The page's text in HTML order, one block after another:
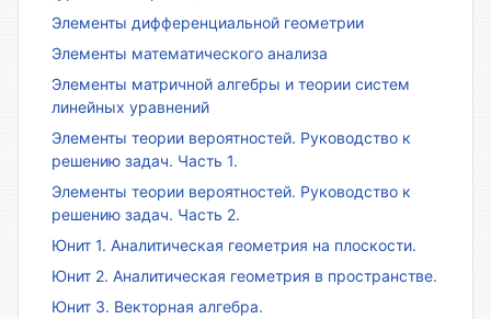
Элементы дифференциальной геометрии
Элементы математического анализа
Элементы матричной алгебры и теории систем
линейных уравнений
Элементы теории вероятностей. Руководство к
решению задач. Часть 1.
Элементы теории вероятностей. Руководство к
решению задач. Часть 2.
Юнит 1. Аналитическая геометрия на плоскости.
Юнит 2. Аналитическая геометрия в пространстве.
Юнит 3. Векторная алгебра.